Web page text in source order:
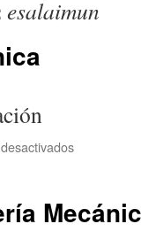
esalaimun
en